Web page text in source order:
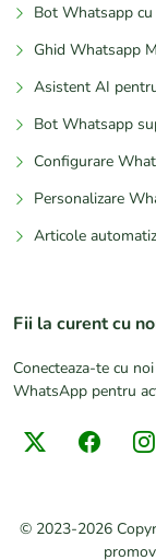
Bot Whatsapp
Ghid Whatsapp
Asistent AI
Bot Whatsapp
Configurare
Personalizare
Articole
Fii la curent cu
Conecteaza-te cu
WhatsApp pentru
© 2023-2026